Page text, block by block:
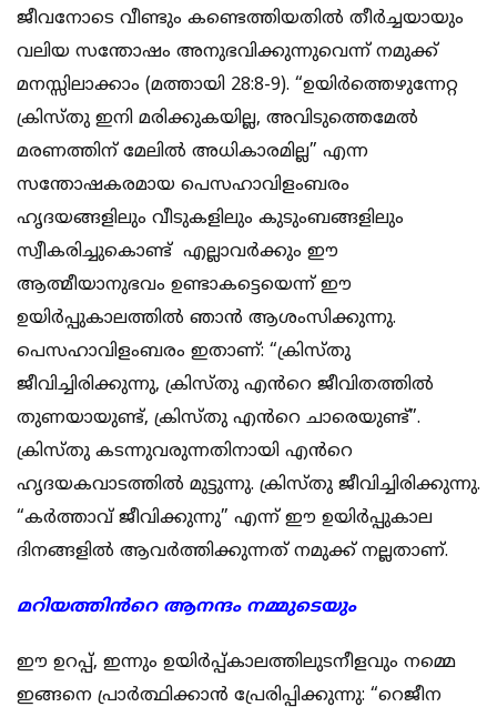
ജീവനോടെ വീണ്ടും കണ്ടെത്തിയതിൽ തീർച്ചയായും
വലിയ സന്തോഷം അനുഭവിക്കുന്നുവെന്ന് നമുക്ക്
മനസ്സിലാക്കാം (മത്തായി 28:8-9). “ഉയിർത്തെഴുന്നേറ്റ
ക്രിസ്തു ഇനി മരിക്കുകയില്ല, അവിടുത്തെമേൽ
മരണത്തിന് മേലിൽ അധികാരമില്ല” എന്ന
സന്തോഷകരമായ പെസഹാവിളംബരം
ഹൃദയങ്ങളിലും വീടുകളിലും കുടുംബങ്ങളിലും
സ്വീകരിച്ചുകൊണ്ട് എല്ലാവർക്കും ഈ
ആത്മീയാനുഭവം ഉണ്ടാകട്ടെയെന്ന് ഈ
ഉയിർപ്പുകാലത്തിൽ ഞാൻ ആശംസിക്കുന്നു.
പെസഹാവിളംബരം ഇതാണ്: “ക്രിസ്തു
ജീവിച്ചിരിക്കുന്നു, ക്രിസ്തു എൻറെ ജീവിതത്തിൽ
തുണയായുണ്ട്, ക്രിസ്തു എൻറെ ചാരെയുണ്ട്”.
ക്രിസ്തു കടന്നുവരുന്നതിനായി എൻറെ
ഹൃദയകവാടത്തിൽ മുട്ടുന്നു. ക്രിസ്തു ജീവിച്ചിരിക്കുന്നു.
“കർത്താവ് ജീവിക്കുന്നു” എന്ന് ഈ ഉയിർപ്പുകാല
ദിനങ്ങളിൽ ആവർത്തിക്കുന്നത് നമുക്ക് നല്ലതാണ്.
മറിയത്തിൻറെ ആനന്ദം നമ്മുടെയും
ഈ ഉറപ്പ്, ഇന്നും ഉയിർപ്പ്കാലത്തിലുടനീളവും നമ്മെ
ഇങ്ങനെ പ്രാർത്ഥിക്കാൻ പ്രേരിപ്പിക്കുന്നു: “റെജീന